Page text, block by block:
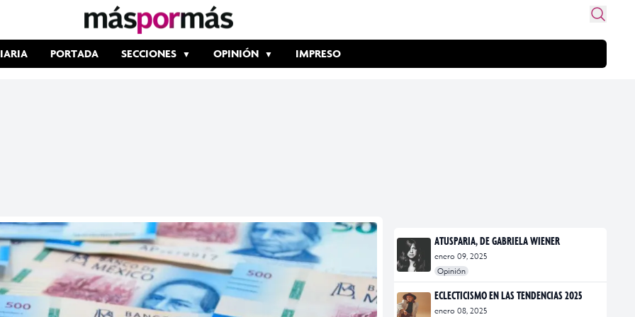
PORTADA SECCIONES OPINIÓN IMPRESO
ATUSPARIA, DE GABRIELA WIENER
enero 09, 2025
Opinión
#Atusparia
#Gabriela Winer
ECLECTICISMO EN LAS TENDENCIAS 2025
enero 08, 2025